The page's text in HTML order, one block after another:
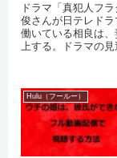
ドラマ「真犯人フ
俊さんが日テレド
働いている相良は
上する。ドラマの
Hulu（フールー）